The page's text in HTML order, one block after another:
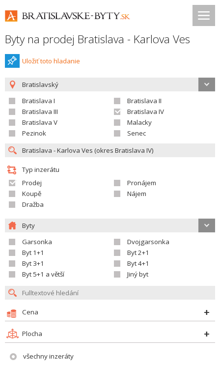
Byty na prodej Bratislava - Karlova Ves
Uložiť toto hladanie
Bratislavský
Bratislava I
Bratislava II
Bratislava III
Bratislava IV
Bratislava V
Malacky
Pezinok
Senec
Typ inzerátu
Prodej
Pronájem
Koupě
Nájem
Dražba
Byty
Garsonka
Dvojgarsonka
Byt 1+1
Byt 2+1
Byt 3+1
Byt 4+1
Byt 5+1 a větší
Jiný byt
Cena
Plocha
všechny inzeráty